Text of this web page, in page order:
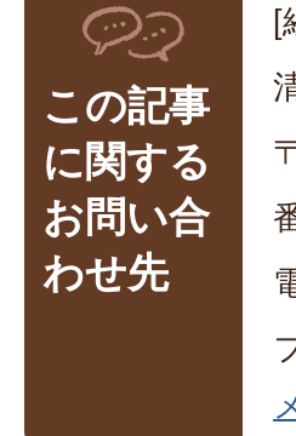
この記事
に関する
お問い合
わせ先
[